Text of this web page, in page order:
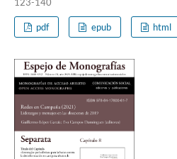
pdf epub html